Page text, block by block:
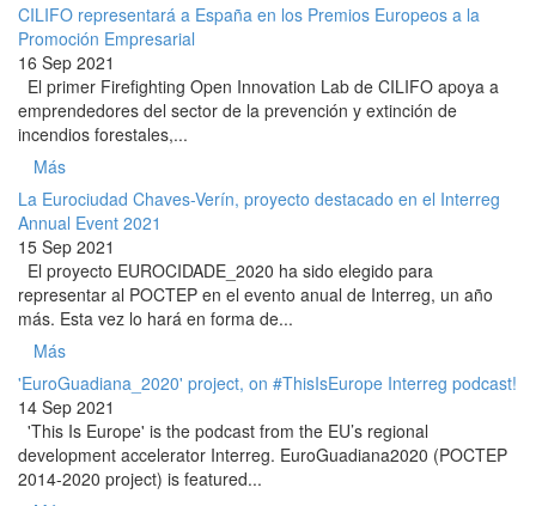
CILIFO representará a España en los Premios Europeos a la
Promoción Empresarial
16 Sep 2021
El primer Firefighting Open Innovation Lab de CILIFO apoya a
emprendedores del sector de la prevención y extinción de
incendios forestales,...
Más
La Eurociudad Chaves-Verín, proyecto destacado en el Interreg
Annual Event 2021
15 Sep 2021
El proyecto EUROCIDADE_2020 ha sido elegido para
representar al POCTEP en el evento anual de Interreg, un año
más. Esta vez lo hará en forma de...
Más
'EuroGuadiana_2020' project, on #ThisIsEurope Interreg podcast!
14 Sep 2021
'This Is Europe' is the podcast from the EU’s regional
development accelerator Interreg. EuroGuadiana2020 (POCTEP
2014-2020 project) is featured...